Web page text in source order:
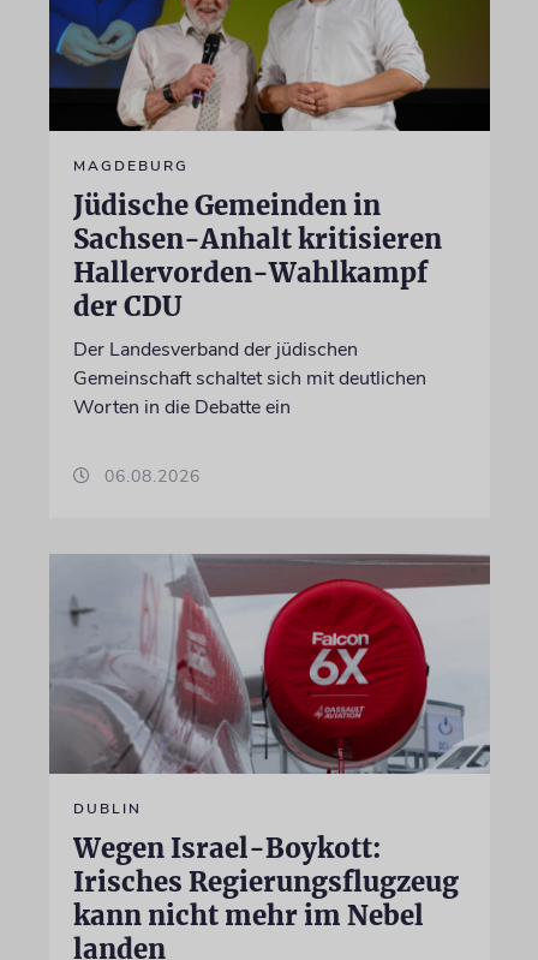
MAGDEBURG
Jüdische Gemeinden in
Sachsen-Anhalt kritisieren
Hallervorden-Wahlkampf
der CDU
Der Landesverband der jüdischen
Gemeinschaft schaltet sich mit deutlichen
Worten in die Debatte ein
06.08.2026
DUBLIN
Wegen Israel-Boykott:
Irisches Regierungsflugzeug
kann nicht mehr im Nebel
landen